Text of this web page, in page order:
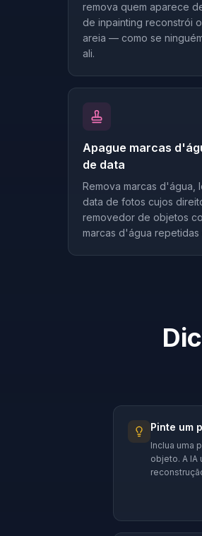
remova quem aparece
de inpainting reconstrói
areia — como se
ali.
Apague marcas
de data
Remova marcas d'água,
data de fotos cujos
removedor de objetos
marcas d'água
Pinte um
Inclua uma
objeto. A IA